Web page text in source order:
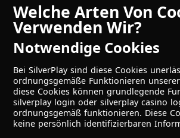
Welche Arten Von
Verwenden Wir?
Notwendige Cookies
Bei SilverPlay sind diese Cookies
ordnungsgemäße Funktionieren
diese Cookies können grundlegende
silverplay login oder silverplay casino
ordnungsgemäß funktionieren. Diese
keine persönlich identifizierbaren